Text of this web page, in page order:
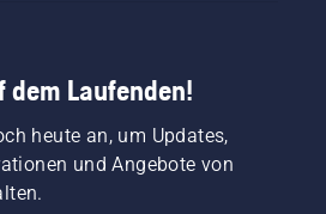
dem Laufenden!
heute an, um Updates,
und Angebote von